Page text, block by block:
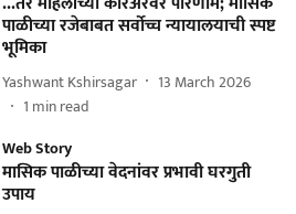
पाळीच्या रजेबाबत सर्वोच्च न्यायालयाची स्पष्ट
भूमिका
Yashwant Kshirsagar
13 March 2026
1 min read
Web Story
मासिक पाळीच्या वेदनांवर प्रभावी घरगुती
उपाय